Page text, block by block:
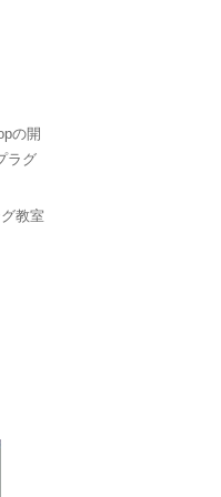
の開
ラグ
教室